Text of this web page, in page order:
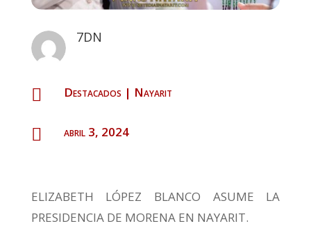
7DN
 Destacados | Nayarit
 abril 3, 2024
ELIZABETH LÓPEZ BLANCO ASUME LA
PRESIDENCIA DE MORENA EN NAYARIT.